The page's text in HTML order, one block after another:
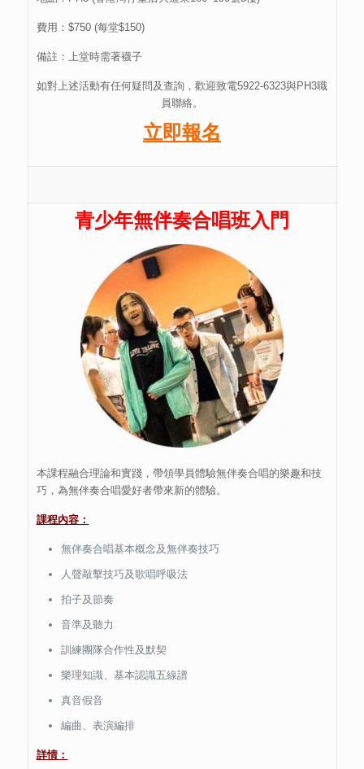
費用：$750 (每堂$150)
備註：上堂時需著襪子
如對上述活動有任何疑問及查詢，歡迎致電5922-6323與PH3職
員聯絡。
立即報名
青少年無伴奏合唱班入門
本課程融合理論和實踐，帶領學員體驗無伴奏合唱的樂趣和技
巧，為無伴奏合唱愛好者帶來新的體驗。
課程內容：
無伴奏合唱基本概念及無伴奏技巧
人聲敲擊技巧及歌唱呼吸法
拍子及節奏
音準及聽力
訓練團隊合作性及默契
樂理知識、基本認識五線譜
真音假音
編曲、表演編排
詳情：